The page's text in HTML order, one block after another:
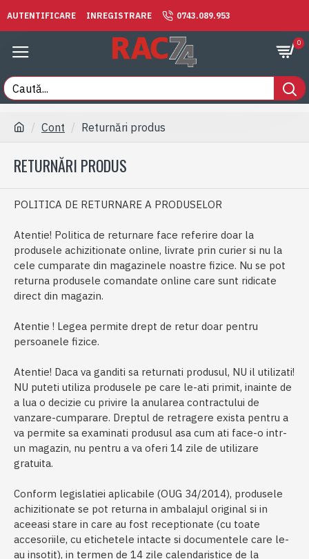
AUTENTIFICARE INREGISTRARE 0743.089.953
0
Cont Returnări produs
RETURNĂRI PRODUS
POLITICA DE RETURNARE A PRODUSELOR
Atentie! Politica de returnare face referire doar la
produsele achizitionate online, livrate prin curier si nu la
cele cumparate din magazinele noastre fizice. Nu se pot
returna produsele comandate online care sunt ridicate
direct din magazin.
Atentie ! Legea permite drept de retur doar pentru
persoanele fizice.
Atentie! Daca va ganditi sa returnati produsul, NU il utilizati!
NU puteti utiliza produsele pe care le-ati primit, inainte de
a lua o decizie cu privire la anularea contractului de
vanzare-cumparare. Dreptul de retragere exista pentru a
va permite sa examinati produsul asa cum ati face-o intr-
un magazin, nu pentru a va oferi 14 zile de utilizare
gratuita.
Conform legislatiei aplicabile (OUG 34/2014), produsele
achizitionate se pot returna in ambalajul original si in
aceeasi stare in care au fost receptionate (cu toate
accesoriile, cu etichetele intacte si documentele care le-
au insotit), in termen de 14 zile calendaristice de la